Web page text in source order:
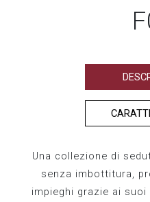
Una collezione di
senza imbottitura,
impieghi grazie ai